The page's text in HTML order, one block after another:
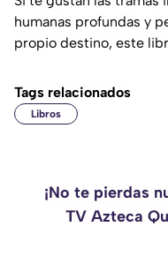
humanas profundas y
propio destino, este
Tags relacionados
Libros
¡No te pierdas
TV Azteca